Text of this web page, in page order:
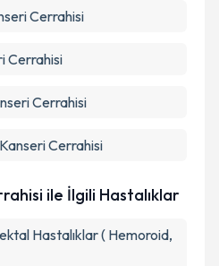
Cerrahisi
Cerrahisi
Cerrahisi
Cerrahisi
ile İlgili Hastalıklar
Hastalıklar ( Hemoroid,